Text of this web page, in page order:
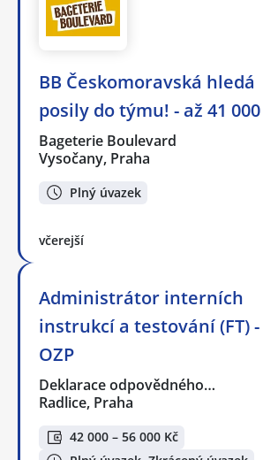
BB Českomoravská hledá
posily do týmu! - až 41
Bageterie Boulevard
Vysočany, Praha
Plný úvazek
včerejší
Administrátor interních
instrukcí a testování (FT)
OZP
Deklarace odpovědného…
Radlice, Praha
42 000 – 56 000 Kč